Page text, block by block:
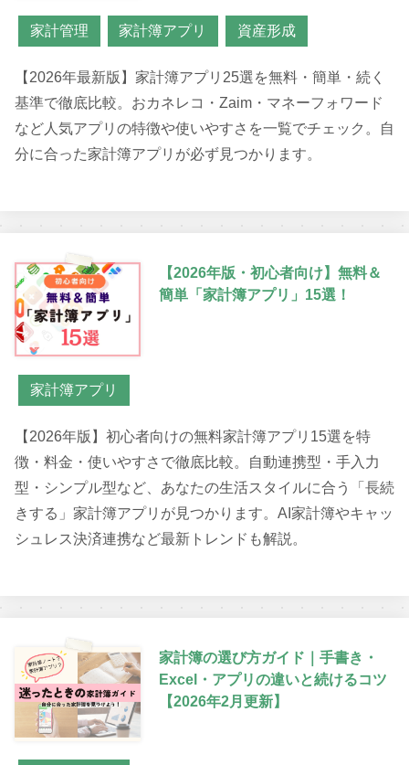
家計管理 家計簿アプリ 資産形成
【2026年最新版】家計簿アプリ25選を無料・簡単・続く
基準で徹底比較。おカネレコ・Zaim・マネーフォワード
など人気アプリの特徴や使いやすさを一覧でチェック。自
分に合った家計簿アプリが必ず見つかります。
【2026年版・初心者向け】無料＆
簡単「家計簿アプリ」15選！
家計簿アプリ
【2026年版】初心者向けの無料家計簿アプリ15選を特
徴・料金・使いやすさで徹底比較。自動連携型・手入力
型・シンプル型など、あなたの生活スタイルに合う「長続
きする」家計簿アプリが見つかります。AI家計簿やキャッ
シュレス決済連携など最新トレンドも解説。
家計簿の選び方ガイド｜手書き・
Excel・アプリの違いと続けるコツ
【2026年2月更新】